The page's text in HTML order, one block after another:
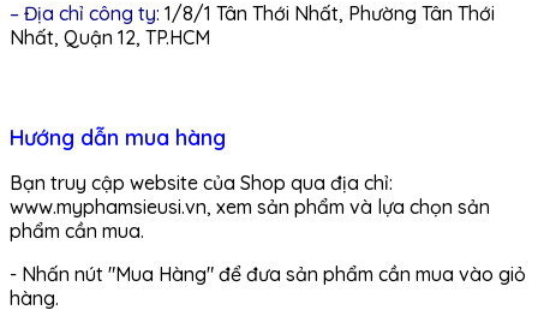
– Địa chỉ công ty: 1/8/1 Tân Thới Nhất, Phường Tân Thới
Nhất, Quận 12, TP.HCM
Hướng dẫn mua hàng
Bạn truy cập website của Shop qua địa chỉ:
www.myphamsieusi.vn, xem sản phẩm và lựa chọn sản
phẩm cần mua.
- Nhấn nút "Mua Hàng" để đưa sản phẩm cần mua vào giỏ
hàng.